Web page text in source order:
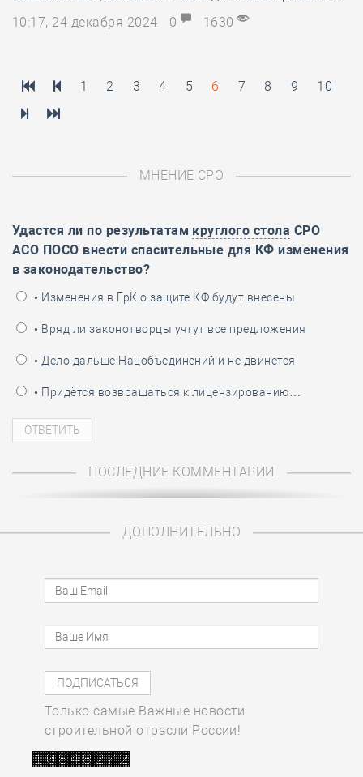
10:17, 24 декабря 2024
0 1630
1 2 3 4 5 6 7 8 9 10
МНЕНИЕ СРО
Удастся ли по результатам круглого стола СРО
АСО ПОСО внести спасительные для КФ изменения
в законодательство?
• Изменения в ГрК о защите КФ будут внесены
• Вряд ли законотворцы учтут все предложения
• Дело дальше Нацобъединений и не двинется
• Придётся возвращаться к лицензированию…
ПОСЛЕДНИЕ КОММЕНТАРИИ
ДОПОЛНИТЕЛЬНО
Только самые Важные новости
строительной отрасли России!